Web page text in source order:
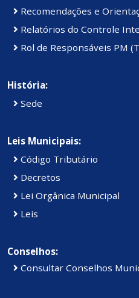
Recomendações e
Relatórios do Controle
Rol de Responsáveis PM
História:
Sede
Leis Municipais:
Código Tributário
Decretos
Lei Orgânica Municipal
Leis
Conselhos:
Consultar Conselhos